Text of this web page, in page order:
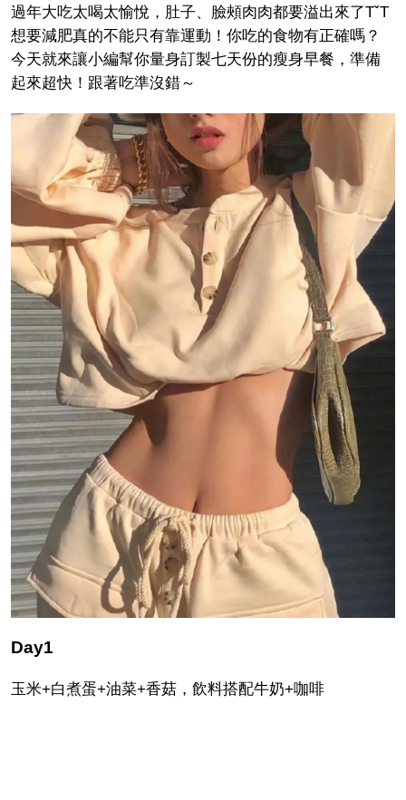
過年大吃太喝太愉悅，肚子、臉頰肉肉都要溢出來了TˇT
想要減肥真的不能只有靠運動！你吃的食物有正確嗎？
今天就來讓小編幫你量身訂製七天份的瘦身早餐，準備
起來超快！跟著吃準沒錯～
Day1
玉米+白煮蛋+油菜+香菇，飲料搭配牛奶+咖啡